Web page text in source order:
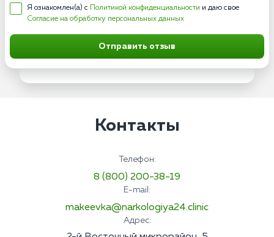
Я ознакомлен(а) с Политикой конфиденциальности и даю свое
Согласие на обработку персональных данных
Отправить отзыв
Контакты
Телефон:
8 (800) 200-38-19
E-mail:
makeevka@narkologiya24.clinic
Адрес: